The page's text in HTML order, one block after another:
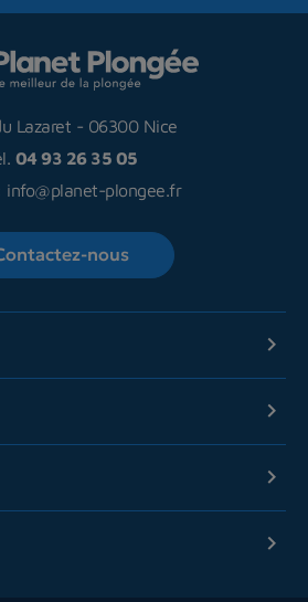
Lazaret - 06300 Nice
04 93 26 35 05
info@planet-plongee.fr
nous



